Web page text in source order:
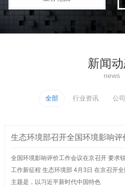
新闻
news
全部 行业资讯 公
生态环境部召开全国环境影响评
全国环境影响评价工作会议在京召开 要求
工作新征程 生态环境部 4月3日 在京召开
主题是，以习近平新时代中国特色